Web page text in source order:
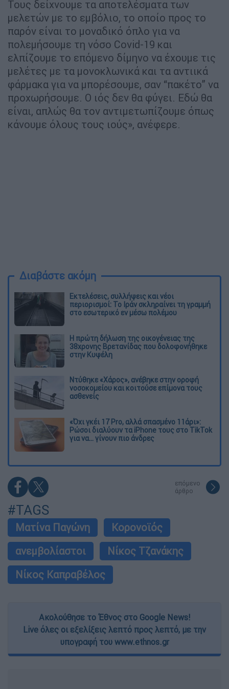
Τους δείχνουμε τα αποτελέσματα των
μελετών με το εμβόλιο, το οποίο προς το
παρόν είναι το μοναδικό όπλο για να
πολεμήσουμε τη νόσο Covid-19 και
ελπίζουμε το επόμενο δίμηνο να έχουμε τις
μελέτες με τα μονοκλωνικά και τα αντιικά
φάρμακα για να μπορέσουμε, σαν “πακέτο” να
προχωρήσουμε. Ο ιός δεν θα φύγει. Εδώ θα
είναι, απλώς θα τον αντιμετωπίζουμε όπως
κάνουμε όλους τους ιούς», ανέφερε.
Διαβάστε ακόμη
Εκτελέσεις, συλλήψεις και νέοι
περιορισμοί: Το Ιράν σκληραίνει τη γραμμή
στο εσωτερικό εν μέσω πολέμου
Η πρώτη δήλωση της οικογένειας της
38χρονης Βρετανίδας που δολοφονήθηκε
στην Κυψέλη
Ντύθηκε «Χάρος», ανέβηκε στην οροφή
νοσοκομείου και κοιτούσε επίμονα τους
ασθενείς
«Όχι γκέι 17 Pro, αλλά σπασμένο 11άρι»:
Ρώσοι διαλύουν τα iPhone τους στο TikTok
για να... γίνουν πιο άνδρες
επόμενο
άρθρο
#TAGS
Ματίνα Παγώνη
Κορονοϊός
ανεμβολίαστοι
Νίκος Τζανάκης
Νίκος Καπραβέλος
Ακολούθησε το Έθνος στο Google News!
Live όλες οι εξελίξεις λεπτό προς λεπτό, με την
υπογραφή του www.ethnos.gr